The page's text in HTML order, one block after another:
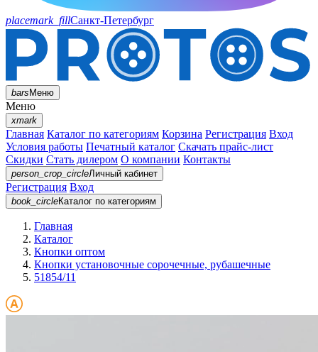
placemark_fillСанкт-Петербург
barsМеню
Меню
xmark
Главная Каталог по категориям Корзина Регистрация Вход
Условия работы Печатный каталог Скачать прайс-лист
Скидки Стать дилером О компании Контакты
person_crop_circleЛичный кабинет
Регистрация Вход
book_circleКаталог по категориям
Главная
Каталог
Кнопки оптом
Кнопки установочные сорочечные, рубашечные
51854/11